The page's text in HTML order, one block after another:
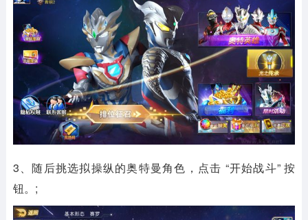
3、随后挑选拟操纵的奥特曼角色，点击 “开始战斗” 按
钮。;